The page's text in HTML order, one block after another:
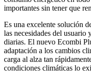
importantes sin tener que
Es una excelente solución
las necesidades del
diarias. El nuevo Ecombi
adaptación a los cambios
carga al alza tan
condiciones climáticas lo